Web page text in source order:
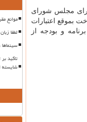
برای مجلس شورای
قانون برنامه ششم توسعه، پرداخت بموقع اعتبارات
و بودجه از
موانع
لطفا
تاکید
شایسته